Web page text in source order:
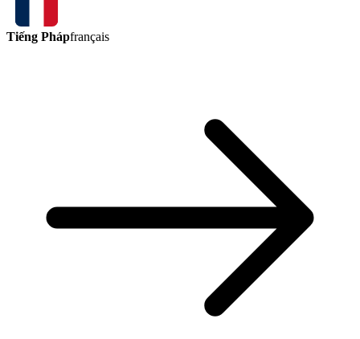
Tiếng Phápfrançais